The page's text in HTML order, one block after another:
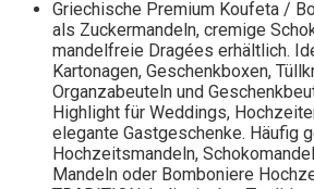
Griechische Premium Koufeta /
als Zuckermandeln, cremige
mandelfreie Dragées erhältlich.
Kartonagen, Geschenkboxen,
Organzabeuteln und
Highlight für Weddings,
elegante Gastgeschenke. Häufig
Hochzeitsmandeln,
Mandeln oder Bomboniere